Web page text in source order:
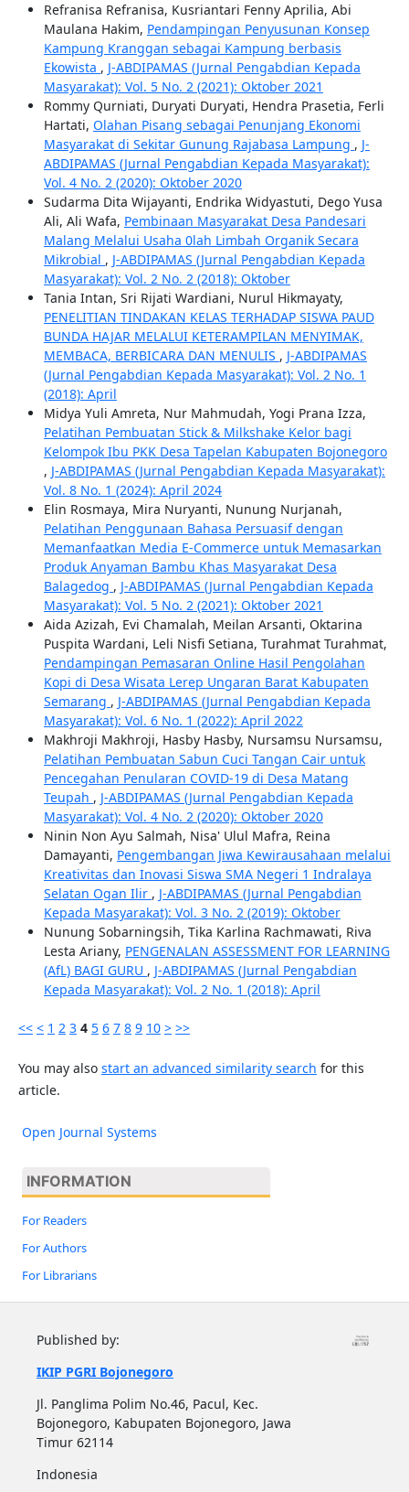
Refranisa Refranisa, Kusriantari Fenny Aprilia, Abi
Maulana Hakim, Pendampingan Penyusunan Konsep
Kampung Kranggan sebagai Kampung berbasis
Ekowista , J-ABDIPAMAS (Jurnal Pengabdian Kepada
Masyarakat): Vol. 5 No. 2 (2021): Oktober 2021
Rommy Qurniati, Duryati Duryati, Hendra Prasetia, Ferli
Hartati, Olahan Pisang sebagai Penunjang Ekonomi
Masyarakat di Sekitar Gunung Rajabasa Lampung , J-
ABDIPAMAS (Jurnal Pengabdian Kepada Masyarakat):
Vol. 4 No. 2 (2020): Oktober 2020
Sudarma Dita Wijayanti, Endrika Widyastuti, Dego Yusa
Ali, Ali Wafa, Pembinaan Masyarakat Desa Pandesari
Malang Melalui Usaha 0lah Limbah Organik Secara
Mikrobial , J-ABDIPAMAS (Jurnal Pengabdian Kepada
Masyarakat): Vol. 2 No. 2 (2018): Oktober
Tania Intan, Sri Rijati Wardiani, Nurul Hikmayaty,
PENELITIAN TINDAKAN KELAS TERHADAP SISWA PAUD
BUNDA HAJAR MELALUI KETERAMPILAN MENYIMAK,
MEMBACA, BERBICARA DAN MENULIS , J-ABDIPAMAS
(Jurnal Pengabdian Kepada Masyarakat): Vol. 2 No. 1
(2018): April
Midya Yuli Amreta, Nur Mahmudah, Yogi Prana Izza,
Pelatihan Pembuatan Stick & Milkshake Kelor bagi
Kelompok Ibu PKK Desa Tapelan Kabupaten Bojonegoro
, J-ABDIPAMAS (Jurnal Pengabdian Kepada Masyarakat):
Vol. 8 No. 1 (2024): April 2024
Elin Rosmaya, Mira Nuryanti, Nunung Nurjanah,
Pelatihan Penggunaan Bahasa Persuasif dengan
Memanfaatkan Media E-Commerce untuk Memasarkan
Produk Anyaman Bambu Khas Masyarakat Desa
Balagedog , J-ABDIPAMAS (Jurnal Pengabdian Kepada
Masyarakat): Vol. 5 No. 2 (2021): Oktober 2021
Aida Azizah, Evi Chamalah, Meilan Arsanti, Oktarina
Puspita Wardani, Leli Nisfi Setiana, Turahmat Turahmat,
Pendampingan Pemasaran Online Hasil Pengolahan
Kopi di Desa Wisata Lerep Ungaran Barat Kabupaten
Semarang , J-ABDIPAMAS (Jurnal Pengabdian Kepada
Masyarakat): Vol. 6 No. 1 (2022): April 2022
Makhroji Makhroji, Hasby Hasby, Nursamsu Nursamsu,
Pelatihan Pembuatan Sabun Cuci Tangan Cair untuk
Pencegahan Penularan COVID-19 di Desa Matang
Teupah , J-ABDIPAMAS (Jurnal Pengabdian Kepada
Masyarakat): Vol. 4 No. 2 (2020): Oktober 2020
Ninin Non Ayu Salmah, Nisa' Ulul Mafra, Reina
Damayanti, Pengembangan Jiwa Kewirausahaan melalui
Kreativitas dan Inovasi Siswa SMA Negeri 1 Indralaya
Selatan Ogan Ilir , J-ABDIPAMAS (Jurnal Pengabdian
Kepada Masyarakat): Vol. 3 No. 2 (2019): Oktober
Nunung Sobarningsih, Tika Karlina Rachmawati, Riva
Lesta Ariany, PENGENALAN ASSESSMENT FOR LEARNING
(AfL) BAGI GURU , J-ABDIPAMAS (Jurnal Pengabdian
Kepada Masyarakat): Vol. 2 No. 1 (2018): April
<< < 1 2 3 4 5 6 7 8 9 10 > >>
You may also start an advanced similarity search for this
article.
Open Journal Systems
INFORMATION
For Readers
For Authors
For Librarians
Published by:
IKIP PGRI Bojonegoro
Jl. Panglima Polim No.46, Pacul, Kec.
Bojonegoro, Kabupaten Bojonegoro, Jawa
Timur 62114
Indonesia